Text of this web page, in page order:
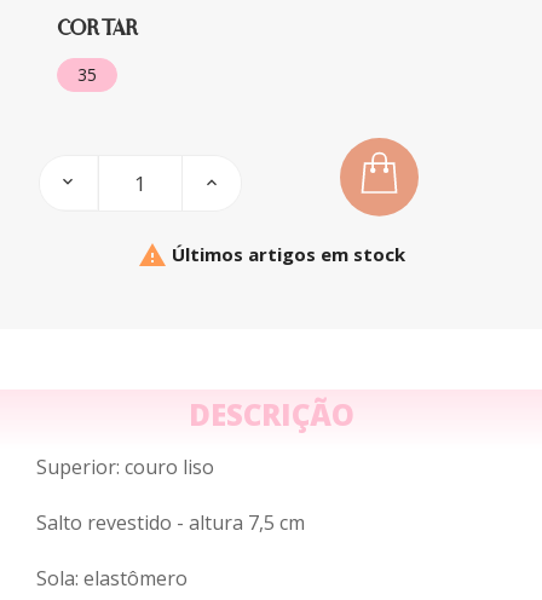
CORTAR
35
 Últimos artigos em stock
DESCRIÇÃO
Superior: couro liso
Salto revestido - altura 7,5 cm
Sola: elastômero